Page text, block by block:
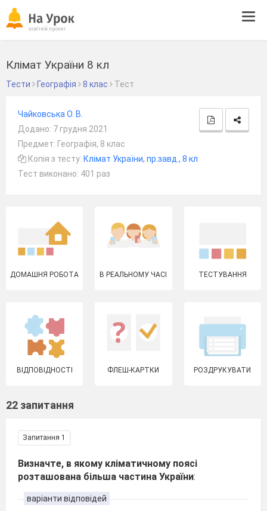
Клімат України 8 кл
Тести Географія 8 клас Тест
Чайковська О. В.
Додано: 7 грудня 2021
Предмет: Географія, 8 клас
Копія з тесту: Клімат України, пр.завд., 8 кл
Тест виконано: 401 раз
ДОМАШНЯ РОБОТА В РЕАЛЬНОМУ ЧАСІ ТЕСТУВАННЯ
ВІДПОВІДНОСТІ ФЛЕШ-КАРТКИ РОЗДРУКУВАТИ
22 запитання
Запитання 1
Визначте, в якому кліматичному поясі
розташована більша частина України:
варіанти відповідей